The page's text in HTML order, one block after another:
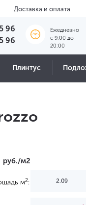
Доставка и оплата
96
96
Ежедневно
c 9:00 до
20:00
Плинтус
руб./м2
м2: